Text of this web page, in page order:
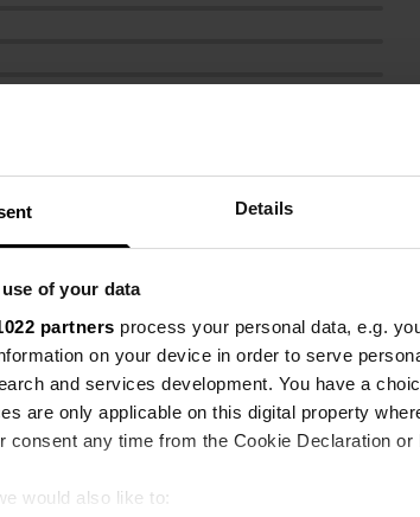
Details
of your data
partners process your personal data, e.g.
on your device in order to serve
and services development. You have a
are only applicable on this digital property
consent any time from the Cookie Declaration
would also like to:
:
filtres sur les avis
A AdMarCali
oct. 2025
le prix est maintenant de
Afficher